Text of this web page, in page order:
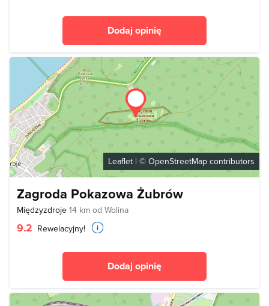
Dodaj opinię
Leaflet | © OpenStreetMap contributors
Zagroda Pokazowa Żubrów
Międzyzdroje 14 km od Wolina
9.2 Rewelacyjny!
Dodaj opinię